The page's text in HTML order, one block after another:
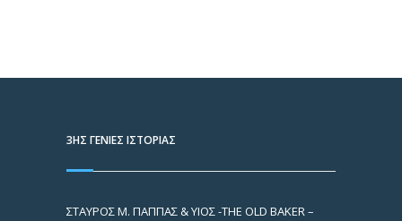
3ΗΣ ΓΕΝΙΈΣ ΙΣΤΟΡΊΑΣ
ΣΤΑΥΡΟΣ Μ. ΠΑΠΠΑΣ & ΥΙΟΣ -THE OLD BAKER –